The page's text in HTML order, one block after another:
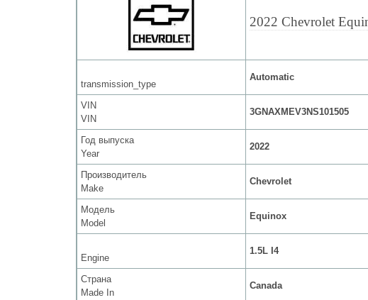
2022 Chevrolet
transmission_type
Automatic
VIN
VIN
3GNAXMEV3NS101505
Год выпуска
Year
2022
Производитель
Make
Chevrolet
Модель
Model
Equinox
Engine
1.5L I4
Страна
Made In
Canada